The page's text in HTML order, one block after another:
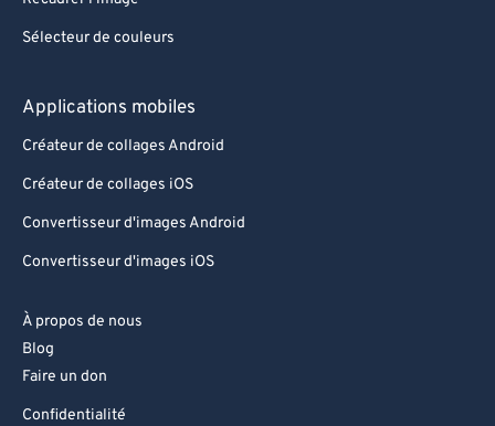
Sélecteur de couleurs
Applications mobiles
Créateur de collages Android
Créateur de collages iOS
Convertisseur d'images Android
Convertisseur d'images iOS
À propos de nous
Blog
Faire un don
Confidentialité